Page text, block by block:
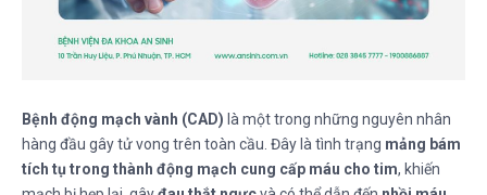
Bệnh động mạch vành (CAD) là một trong những nguyên nhân
hàng đầu gây tử vong trên toàn cầu. Đây là tình trạng mảng bám
tích tụ trong thành động mạch cung cấp máu cho tim, khiến